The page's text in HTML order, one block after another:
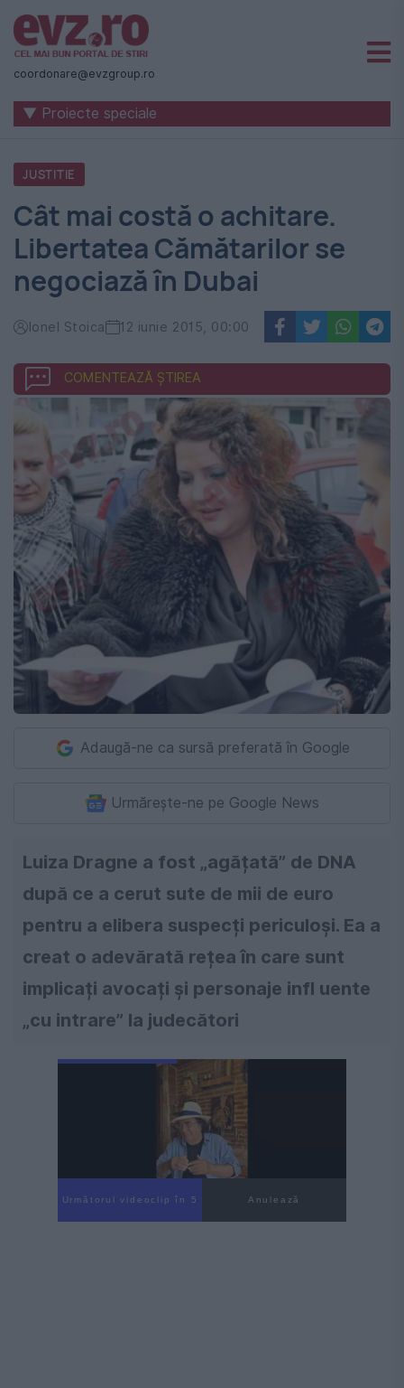
Știri
naționale
internaționale
România
-
Evenimentul
Zilei
coordonare@evzgroup.ro
▼ Proiecte speciale
JUSTITIE
Cât mai costă o achitare.
Libertatea Cămătarilor se
negociază în Dubai
Ionel Stoica 12 iunie 2015, 00:00
COMENTEAZĂ ȘTIREA
Adaugă-ne ca sursă preferată în Google
Urmărește-ne pe Google News
Luiza Dragne a fost „agățată” de DNA
după ce a cerut sute de mii de euro
pentru a elibera suspecți periculoși. Ea a
creat o adevărată rețea în care sunt
implicați avocați și personaje infl uente
„cu intrare” la judecători
Următorul videoclip în 3 Anulează